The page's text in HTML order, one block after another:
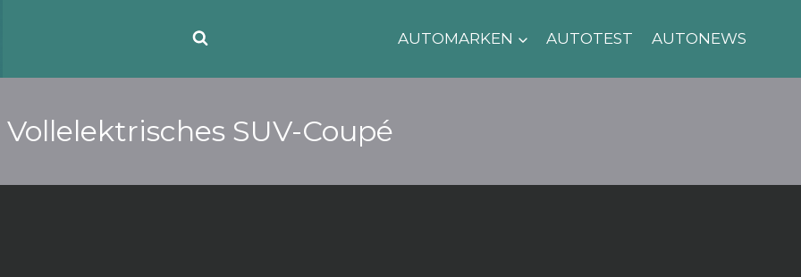
AUTOMARKEN AUTOTEST AUTONEWS
Vollelektrisches SUV-Coupé